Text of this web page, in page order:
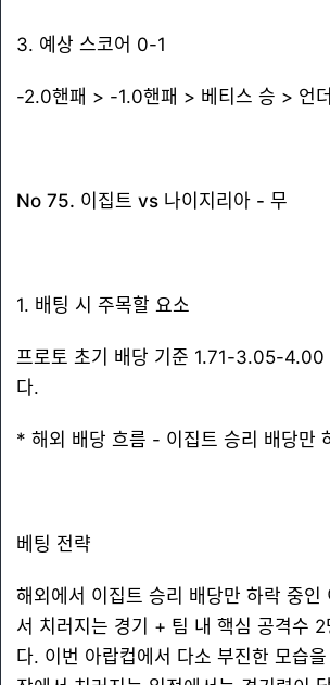
3. 예상 스코어 0-1
-2.0핸패 > -1.0핸패 > 베티스 승 > 언더
No 75. 이집트 vs 나이지리아 - 무
1. 배팅 시 주목할 요소
프로토 초기 배당 기준 1.71-3.05-4.00
다.
* 해외 배당 흐름 - 이집트 승리 배당만
베팅 전략
해외에서 이집트 승리 배당만 하락 중인
서 치러지는 경기 + 팀 내 핵심 공격수 2
다. 이번 아랍컵에서 다소 부진한 모습을